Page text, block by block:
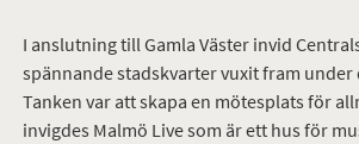
I anslutning tillGamla Väster invid
spännande stadskvarter vuxit fram under
Tanken var att skapa en mötesplats för
invigdes Malmö Live som är ett hus för